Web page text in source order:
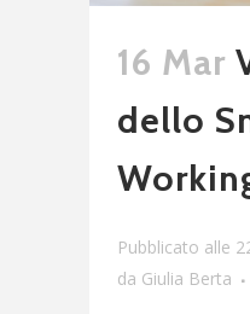
16 Mar
dello
Pubblicato alle
da Giulia Berta